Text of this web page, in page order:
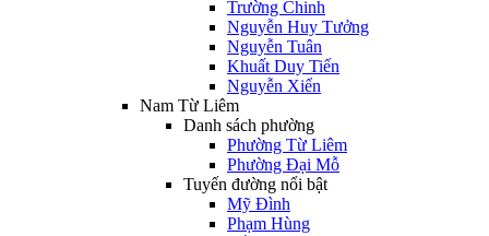
Trường Chinh
Nguyễn Huy Tưởng
Nguyễn Tuân
Khuất Duy Tiến
Nguyễn Xiển
Nam Từ Liêm
Danh sách phường
Phường Từ Liêm
Phường Đại Mỗ
Tuyến đường nổi bật
Mỹ Đình
Phạm Hùng